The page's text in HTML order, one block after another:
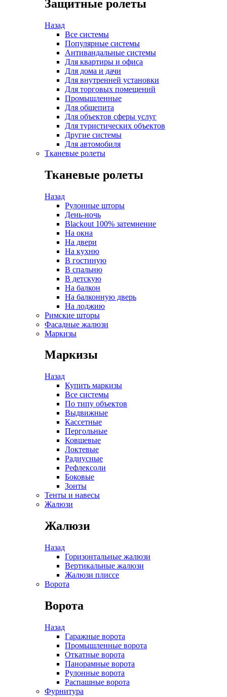
Защитные ролеты
Назад
Все системы
Популярные системы
Антивандальные системы
Для квартиры и офиса
Для дома и дачи
Для внутренней установки
Для торговых помещений
Промышленные
Для общепита
Для объектов сферы услуг
Для туристических объектов
Другие системы
Для автомобиля
Тканевые ролеты
Тканевые ролеты
Назад
Рулонные шторы
День-ночь
Blackout 100% затемнение
На окна
На двери
На кухню
В гостиную
В спальню
В детскую
На балкон
На балконную дверь
На лоджию
Римские шторы
Фасадные жалюзи
Маркизы
Маркизы
Назад
Купить маркизы
Все системы
По типу объектов
Выдвижные
Кассетные
Пергольные
Ковшевые
Локтевые
Радиусные
Рефлексоли
Боковые
Зонты
Тенты и навесы
Жалюзи
Жалюзи
Назад
Горизонтальные жалюзи
Вертикальные жалюзи
Жалюзи плиссе
Ворота
Ворота
Назад
Гаражные ворота
Промышленные ворота
Откатные ворота
Панорамные ворота
Рулонные ворота
Распашные ворота
Фурнитура